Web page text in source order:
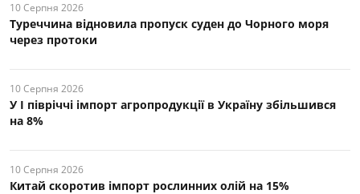
10 Серпня 2026
Туреччина відновила пропуск суден до Чорного моря
через протоки
10 Серпня 2026
У І півріччі імпорт агропродукції в Україну збільшився
на 8%
10 Серпня 2026
Китай скоротив імпорт рослинних олій на 15%